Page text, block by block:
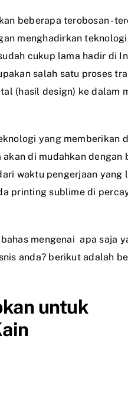
beberapa terobosan -
menghadirkan
cukup lama hadir di
salah satu proses
(hasil design) ke dalam
yang memberikan
di mudahkan dengan
waktu pengerjaan yang
printing sublime di
mengenai apa saja
anda? berikut adalah
untuk